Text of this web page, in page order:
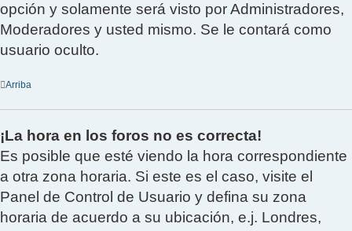
opción y solamente será visto por Administradores,
Moderadores y usted mismo. Se le contará como
usuario oculto.
Arriba
¡La hora en los foros no es correcta!
Es posible que esté viendo la hora correspondiente
a otra zona horaria. Si este es el caso, visite el
Panel de Control de Usuario y defina su zona
horaria de acuerdo a su ubicación, e.j. Londres,